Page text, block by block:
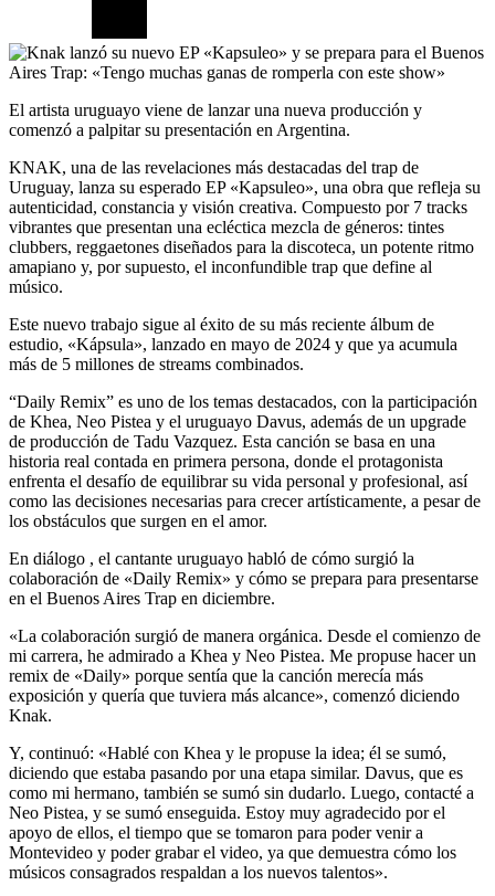
El artista uruguayo viene de lanzar una nueva producción y
comenzó a palpitar su presentación en Argentina.
KNAK, una de las revelaciones más destacadas del trap de
Uruguay, lanza su esperado EP «Kapsuleo», una obra que refleja su
autenticidad, constancia y visión creativa. Compuesto por 7 tracks
vibrantes que presentan una ecléctica mezcla de géneros: tintes
clubbers, reggaetones diseñados para la discoteca, un potente ritmo
amapiano y, por supuesto, el inconfundible trap que define al
músico.
Este nuevo trabajo sigue al éxito de su más reciente álbum de
estudio, «Kápsula», lanzado en mayo de 2024 y que ya acumula
más de 5 millones de streams combinados.
“Daily Remix” es uno de los temas destacados, con la participación
de Khea, Neo Pistea y el uruguayo Davus, además de un upgrade
de producción de Tadu Vazquez. Esta canción se basa en una
historia real contada en primera persona, donde el protagonista
enfrenta el desafío de equilibrar su vida personal y profesional, así
como las decisiones necesarias para crecer artísticamente, a pesar de
los obstáculos que surgen en el amor.
En diálogo , el cantante uruguayo habló de cómo surgió la
colaboración de «Daily Remix» y cómo se prepara para presentarse
en el Buenos Aires Trap en diciembre.
«La colaboración surgió de manera orgánica. Desde el comienzo de
mi carrera, he admirado a Khea y Neo Pistea. Me propuse hacer un
remix de «Daily» porque sentía que la canción merecía más
exposición y quería que tuviera más alcance», comenzó diciendo
Knak.
Y, continuó: «Hablé con Khea y le propuse la idea; él se sumó,
diciendo que estaba pasando por una etapa similar. Davus, que es
como mi hermano, también se sumó sin dudarlo. Luego, contacté a
Neo Pistea, y se sumó enseguida. Estoy muy agradecido por el
apoyo de ellos, el tiempo que se tomaron para poder venir a
Montevideo y poder grabar el video, ya que demuestra cómo los
músicos consagrados respaldan a los nuevos talentos».